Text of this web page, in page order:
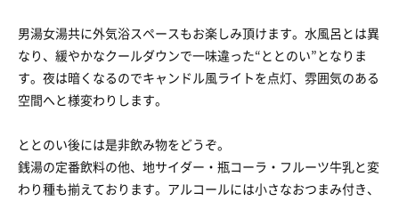
男湯女湯共に外気浴スペースもお楽しみ頂けます。水風呂とは異
なり、緩やかなクールダウンで一味違った“ととのい”となりま
す。夜は暗くなるのでキャンドル風ライトを点灯、雰囲気のある
空間へと様変わりします。
ととのい後には是非飲み物をどうぞ。
銭湯の定番飲料の他、地サイダー・瓶コーラ・フルーツ牛乳と変
わり種も揃えております。アルコールには小さなおつまみ付き、